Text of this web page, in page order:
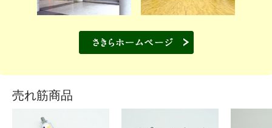
売れ筋商品